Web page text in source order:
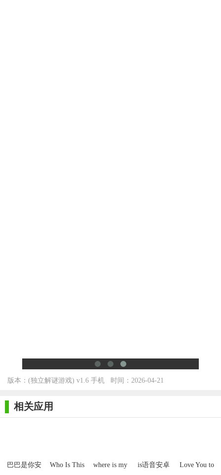
版本：(独立解谜游戏) v1.6 手机
时间：2026-04-21
相关应用
巴巴是你安
Who Is This
where is my
is语音安卓
Love You to